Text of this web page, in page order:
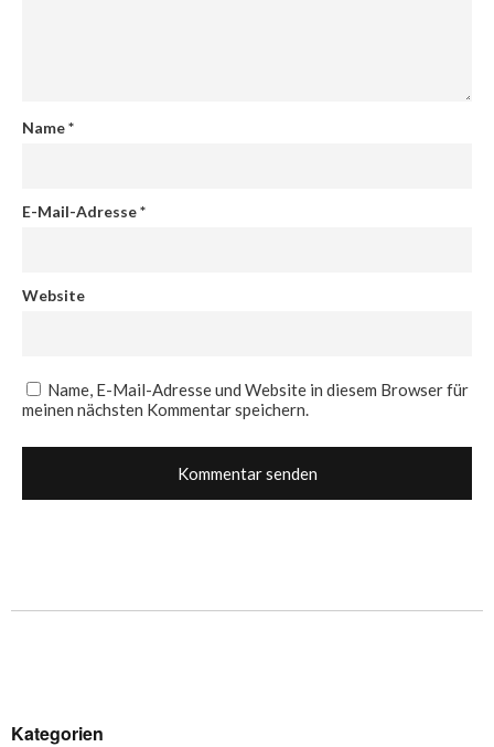
Name*
E-Mail-Adresse*
Website
Name, E-Mail-Adresse und Website in diesem Browser für
meinen nächsten Kommentar speichern.
Kategorien